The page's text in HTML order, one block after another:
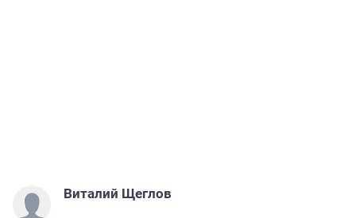
Виталий Щеглов